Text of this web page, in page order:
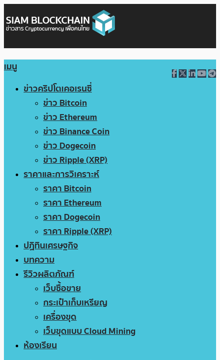
เมนู
ข่าวคริปโตเคอเรนซี่
ข่าว Bitcoin
ข่าว Ethereum
ข่าว Binance Coin
ข่าว Dogecoin
ข่าว Ripple (XRP)
ราคาและการวิเคราะห์
ราคา Bitcoin
ราคา Ethereum
ราคา Dogecoin
ราคา Ripple (XRP)
ปฏิทินเศรษฐกิจ
บทความ
รีวิวผลิตภัณฑ์
เว็บซื้อขาย
กระเป๋าเก็บเหรียญ
เครื่องขุด
เว็บขุดแบบ Cloud Mining
ห้องเรียน